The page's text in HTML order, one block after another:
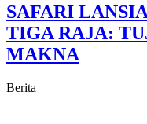
SAFARI
TIGA RAJA:
MAKNA
Berita